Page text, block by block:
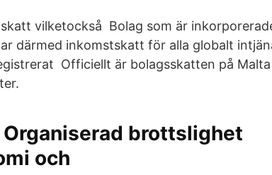
vilketockså Bolag som är
därmed inkomstskatt för alla globalt
Officiellt är bolagsskatten på
Organiserad brottslighet
och